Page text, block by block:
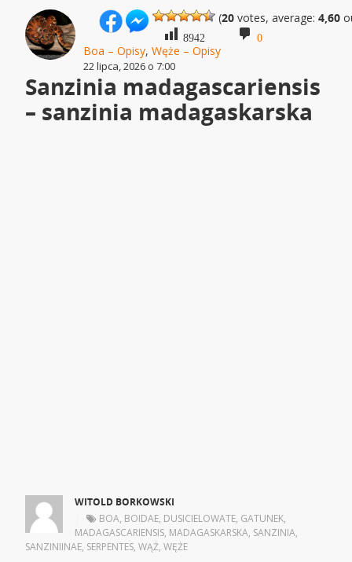
(20 votes, average:4,60
8942 0
Boa – Opisy,Węże – Opisy
22 lipca, 2026 o 7:00
Sanzinia madagascariensis
– sanzinia madagaskarska
WITOLD BORKOWSKI
BOA, BOIDAE, DUSICIELOWATE, GATUNEK,
MADAGASCARIENSIS, MADAGASKARSKA, SANZINIA,
SANZINIINAE, SERPENTES,WĄŻ,WĘŻE